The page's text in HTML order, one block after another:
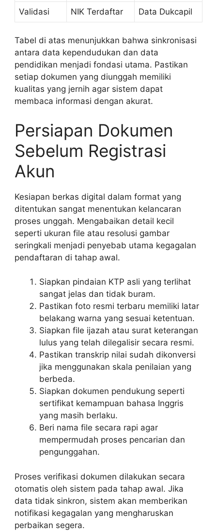
Validasi NIK Terdaftar Data Dukcapil
Tabel di atas menunjukkan bahwa sinkronisasi
antara data kependudukan dan data
pendidikan menjadi fondasi utama. Pastikan
setiap dokumen yang diunggah memiliki
kualitas yang jernih agar sistem dapat
membaca informasi dengan akurat.
Persiapan Dokumen
Sebelum Registrasi
Akun
Kesiapan berkas digital dalam format yang
ditentukan sangat menentukan kelancaran
proses unggah. Mengabaikan detail kecil
seperti ukuran file atau resolusi gambar
seringkali menjadi penyebab utama kegagalan
pendaftaran di tahap awal.
Siapkan pindaian KTP asli yang terlihat
sangat jelas dan tidak buram.
Pastikan foto resmi terbaru memiliki latar
belakang warna yang sesuai ketentuan.
Siapkan file ijazah atau surat keterangan
lulus yang telah dilegalisir secara resmi.
Pastikan transkrip nilai sudah dikonversi
jika menggunakan skala penilaian yang
berbeda.
Siapkan dokumen pendukung seperti
sertifikat kemampuan bahasa Inggris
yang masih berlaku.
Beri nama file secara rapi agar
mempermudah proses pencarian dan
pengunggahan.
Proses verifikasi dokumen dilakukan secara
otomatis oleh sistem pada tahap awal. Jika
data tidak sinkron, sistem akan memberikan
notifikasi kegagalan yang mengharuskan
perbaikan segera.